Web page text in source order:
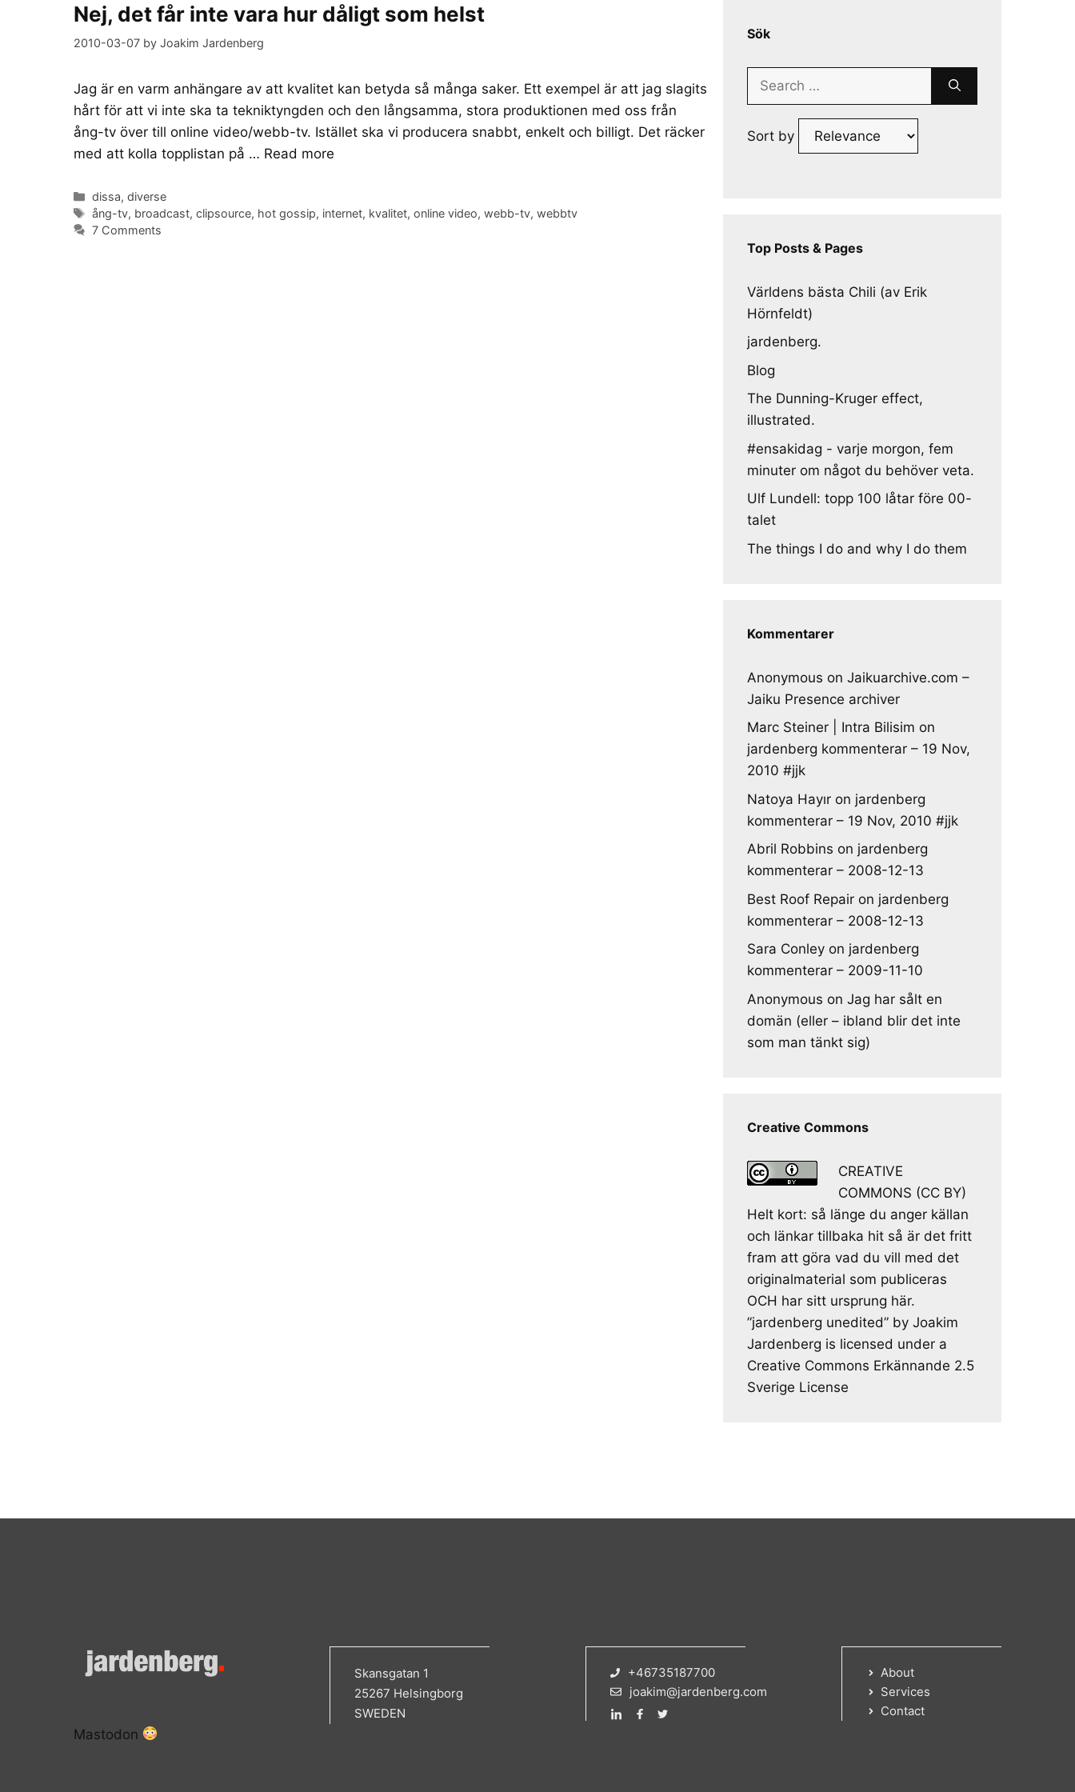
Nej, det får inte vara hur dåligt som helst
2010-03-07 by Joakim Jardenberg
Jag är en varm anhängare av att kvalitet kan betyda så många saker. Ett exempel är att jag slagits
hårt för att vi inte ska ta tekniktyngden och den långsamma, stora produktionen med oss från
ång-tv över till online video/webb-tv. Istället ska vi producera snabbt, enkelt och billigt. Det räcker
med att kolla topplistan på … Read more
Categories
dissa,diverse
Tags
ång-tv, broadcast,clipsource, hot gossip, internet, kvalitet,online video,webb-tv,webbtv
7 Comments
Sök
Search
Sort by
Top Posts & Pages
Världens bästa Chili (av Erik
Hörnfeldt)
jardenberg.
Blog
The Dunning-Kruger effect,
illustrated.
#ensakidag - varje morgon, fem
minuter om något du behöver veta.
Ulf Lundell: topp 100 låtar före 00-
talet
The things I do and why I do them
Kommentarer
Anonymous on Jaikuarchive.com –
Jaiku Presence archiver
Marc Steiner | Intra Bilisim on
jardenberg kommenterar – 19 Nov,
2010 #jjk
Natoya Hayır on jardenberg
kommenterar – 19 Nov, 2010 #jjk
Abril Robbins on jardenberg
kommenterar – 2008-12-13
Best Roof Repair on jardenberg
kommenterar – 2008-12-13
Sara Conley on jardenberg
kommenterar – 2009-11-10
Anonymous on Jag har sålt en
domän (eller – ibland blir det inte
som man tänkt sig)
Creative Commons
CREATIVE
COMMONS (CC BY)
Helt kort: så länge du anger källan
och länkar tillbaka hit så är det fritt
fram att göra vad du vill med det
originalmaterial som publiceras
OCH har sitt ursprung här.
”jardenberg unedited” by Joakim
Jardenberg is licensed under a
Creative Commons Erkännande 2.5
Sverige License
Skansgatan 1
25267 Helsingborg
SWEDEN
+46735187700
joakim@jardenberg.com
About
Services
Contact
Mastodon